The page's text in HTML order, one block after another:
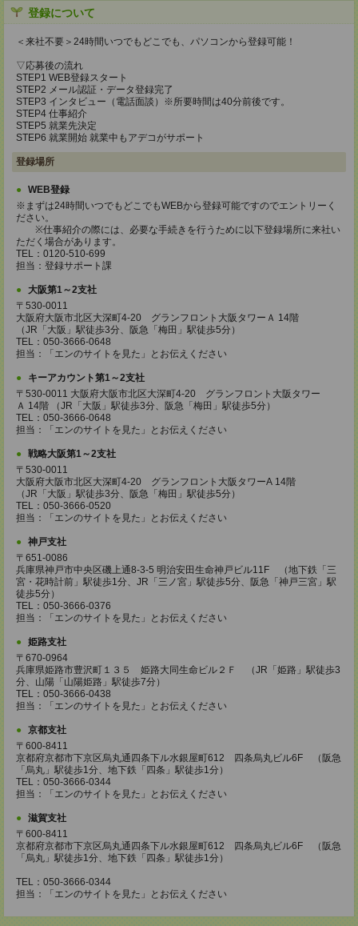
登録について
＜来社不要＞24時間いつでもどこでも、パソコンから登録可能！
▽応募後の流れ
STEP1 WEB登録スタート
STEP2 メール認証・データ登録完了
STEP3 インタビュー（電話面談）※所要時間は40分前後です。
STEP4 仕事紹介
STEP5 就業先決定
STEP6 就業開始 就業中もアデコがサポート
登録場所
WEB登録
※まずは24時間いつでもどこでもWEBから登録可能ですのでエントリーく
ださい。
※仕事紹介の際には、必要な手続きを行うために以下登録場所に来社い
ただく場合があります。
TEL：0120-510-699
担当：登録サポート課
大阪第1～2支社
〒530-0011
大阪府大阪市北区大深町4-20 グランフロント大阪タワーＡ 14階
（JR「大阪」駅徒歩3分、阪急「梅田」駅徒歩5分）
TEL：050-3666-0648
担当：「エンのサイトを見た」とお伝えください
キーアカウント第1～2支社
〒530-0011 大阪府大阪市北区大深町4-20 グランフロント大阪タワー
Ａ 14階 （JR「大阪」駅徒歩3分、阪急「梅田」駅徒歩5分）
TEL：050-3666-0648
担当：「エンのサイトを見た」とお伝えください
戦略大阪第1～2支社
〒530-0011
大阪府大阪市北区大深町4-20 グランフロント大阪タワーA 14階
（JR「大阪」駅徒歩3分、阪急「梅田」駅徒歩5分）
TEL：050-3666-0520
担当：「エンのサイトを見た」とお伝えください
神戸支社
〒651-0086
兵庫県神戸市中央区磯上通8-3-5 明治安田生命神戸ビル11F （地下鉄「三
宮・花時計前」駅徒歩1分、JR「三ノ宮」駅徒歩5分、阪急「神戸三宮」駅
徒歩5分）
TEL：050-3666-0376
担当：「エンのサイトを見た」とお伝えください
姫路支社
〒670-0964
兵庫県姫路市豊沢町１３５ 姫路大同生命ビル２Ｆ （JR「姫路」駅徒歩3
分、山陽「山陽姫路」駅徒歩7分）
TEL：050-3666-0438
担当：「エンのサイトを見た」とお伝えください
京都支社
〒600-8411
京都府京都市下京区烏丸通四条下ル水銀屋町612 四条烏丸ビル6F （阪急
「烏丸」駅徒歩1分、地下鉄「四条」駅徒歩1分）
TEL：050-3666-0344
担当：「エンのサイトを見た」とお伝えください
滋賀支社
〒600-8411
京都府京都市下京区烏丸通四条下ル水銀屋町612 四条烏丸ビル6F （阪急
「烏丸」駅徒歩1分、地下鉄「四条」駅徒歩1分）
TEL：050-3666-0344
担当：「エンのサイトを見た」とお伝えください